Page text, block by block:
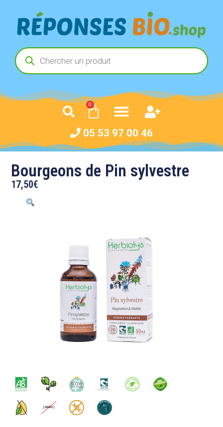
0
05 53 97 00 46
Bourgeons de Pin sylvestre
17,50€